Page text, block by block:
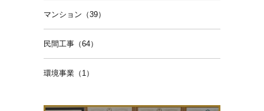
マンション（39）
民間工事（64）
環境事業（1）